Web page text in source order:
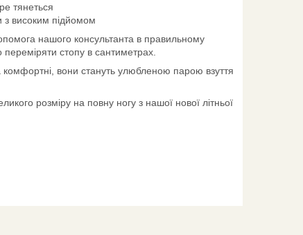
тянеться
з високим підйомом
нашого консультанта в правильному
переміряти стопу в сантиметрах.
вони стануть улюбленою парою взуття
розміру на повну ногу з нашої нової літньої